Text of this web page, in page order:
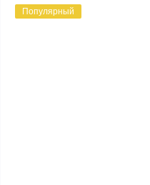
Популярный